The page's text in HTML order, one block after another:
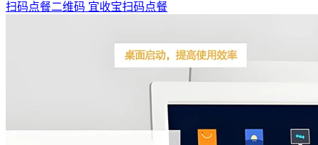
扫码点餐二维码 宜收宝扫码点餐